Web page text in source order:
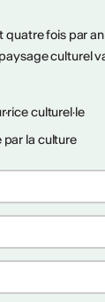
quatre fois par
culturel
culturel·le
par la culture